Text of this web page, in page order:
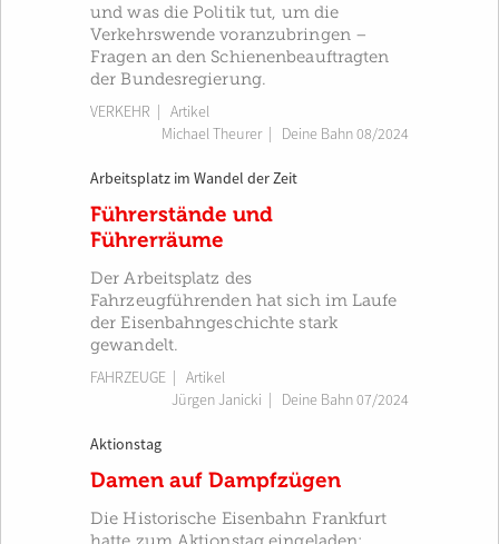
und was die Politik tut, um die
Verkehrswende voranzubringen –
Fragen an den Schienenbeauftragten
der Bundesregierung.
VERKEHR | Artikel
Michael Theurer| Deine Bahn 08/2024
Arbeitsplatz im Wandel der Zeit
Führerstände und
Führerräume
Der Arbeitsplatz des
Fahrzeugführenden hat sich im Laufe
der Eisenbahngeschichte stark
gewandelt.
FAHRZEUGE | Artikel
Jürgen Janicki
Deine Bahn 07/2024
Aktionstag
Damen auf Dampfzügen
Die Historische Eisenbahn Frankfurt